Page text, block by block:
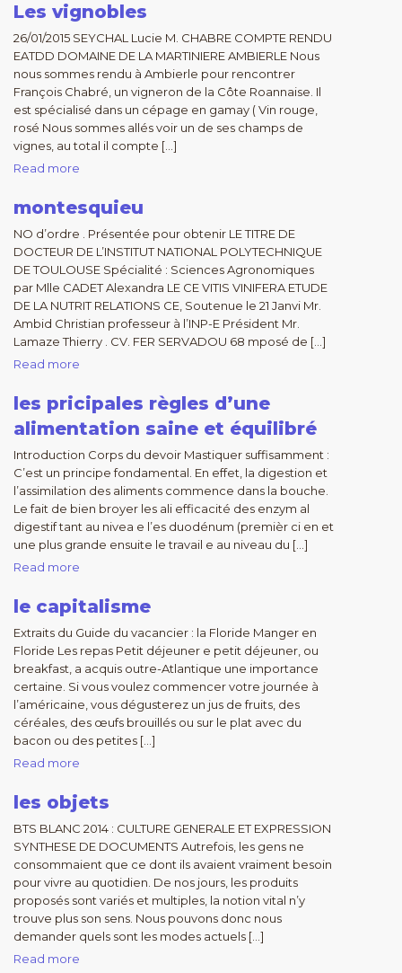
Les vignobles
26/01/2015 SEYCHAL Lucie M. CHABRE COMPTE RENDU
EATDD DOMAINE DE LA MARTINIERE AMBIERLE Nous
nous sommes rendu à Ambierle pour rencontrer
François Chabré, un vigneron de la Côte Roannaise. Il
est spécialisé dans un cépage en gamay ( Vin rouge,
rosé Nous sommes allés voir un de ses champs de
vignes, au total il compte […]
Read more
montesquieu
NO d’ordre . Présentée pour obtenir LE TITRE DE
DOCTEUR DE L’INSTITUT NATIONAL POLYTECHNIQUE
DE TOULOUSE Spécialité : Sciences Agronomiques
par Mlle CADET Alexandra LE CE VITIS VINIFERA ETUDE
DE LA NUTRIT RELATIONS CE, Soutenue le 21 Janvi Mr.
Ambid Christian professeur à l’INP-E Président Mr.
Lamaze Thierry . CV. FER SERVADOU 68 mposé de […]
Read more
les pricipales règles d’une
alimentation saine et équilibré
Introduction Corps du devoir Mastiquer suffisamment :
C’est un principe fondamental. En effet, la digestion et
l’assimilation des aliments commence dans la bouche.
Le fait de bien broyer les ali efficacité des enzym al
digestif tant au nivea e l’es duodénum (premièr ci en et
une plus grande ensuite le travail e au niveau du […]
Read more
le capitalisme
Extraits du Guide du vacancier : la Floride Manger en
Floride Les repas Petit déjeuner e petit déjeuner, ou
breakfast, a acquis outre-Atlantique une importance
certaine. Si vous voulez commencer votre journée à
l’américaine, vous dégusterez un jus de fruits, des
céréales, des œufs brouillés ou sur le plat avec du
bacon ou des petites […]
Read more
les objets
BTS BLANC 2014 : CULTURE GENERALE ET EXPRESSION
SYNTHESE DE DOCUMENTS Autrefois, les gens ne
consommaient que ce dont ils avaient vraiment besoin
pour vivre au quotidien. De nos jours, les produits
proposés sont variés et multiples, la notion vital n’y
trouve plus son sens. Nous pouvons donc nous
demander quels sont les modes actuels […]
Read more